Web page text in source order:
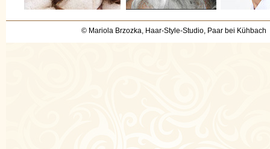
© Mariola Brzozka, Haar-Style-Studio, Paar bei Kühbach